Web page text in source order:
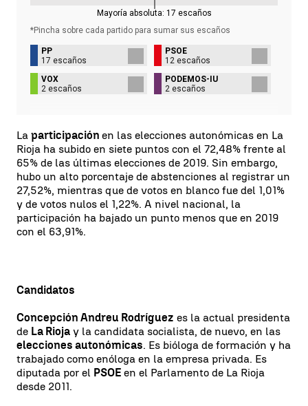
Mayoría absoluta: 17 escaños
*Pincha sobre cada partido para sumar sus escaños
PP
17 escaños
PSOE
12 escaños
VOX
2 escaños
PODEMOS-IU
2 escaños
La participación en las elecciones autonómicas en La
Rioja ha subido en siete puntos con el 72,48% frente al
65% de las últimas elecciones de 2019. Sin embargo,
hubo un alto porcentaje de abstenciones al registrar un
27,52%, mientras que de votos en blanco fue del 1,01%
y de votos nulos el 1,22%. A nivel nacional, la
participación ha bajado un punto menos que en 2019
con el 63,91%.
Candidatos
Concepción Andreu Rodríguez es la actual presidenta
de La Rioja y la candidata socialista, de nuevo, en las
elecciones autonómicas. Es bióloga de formación y ha
trabajado como enóloga en la empresa privada. Es
diputada por el PSOE en el Parlamento de La Rioja
desde 2011.